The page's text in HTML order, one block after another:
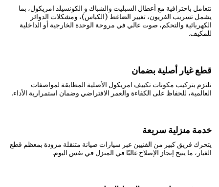
نتعامل باحترافية مع أعطال السبليت والشباك و الكونسيلد امريكول، بما
يشمل تسريب الفريون، تغيير الضاغط (الكباس)، ومشكلات الدوائر
الكهربائية والتحكم، صوت عالي في مروحة الوحدة الخارجية أو الداخلية
للمكيف.
قطع غيار أصلية بضمان
نلتزم بتركيب مكونات تكييف امريكول الأصلية المطابقة لمواصفات
العالمية، للحفاظ على الكفاءة والعمر الافتراضي وضمان استمرارية الأداء.
خدمة منزلية سريعة
يتحرك فريق كبير من الفنيين عبر سيارات صيانة متنقلة مزودة بمعظم قطع
الغيار، ما يتيح إنجاز الإصلاح غالبًا في المنزل في نفس اليوم.